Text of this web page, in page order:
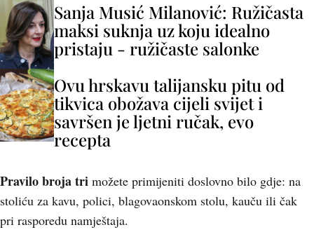
Sanja Musić Milanović: Ružičasta
maksi suknja uz koju idealno
pristaju - ružičaste salonke
Ovu hrskavu talijansku pitu od
tikvica obožava cijeli svijet i
savršen je ljetni ručak, evo
recepta
Pravilo broja tri možete primijeniti doslovno bilo gdje: na
stoliću za kavu, polici, blagovaonskom stolu, kauču ili čak
pri rasporedu namještaja.